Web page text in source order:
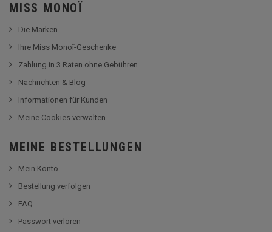
MISS MONOÏ
Die Marken
Ihre Miss Monoï-Geschenke
Zahlung in 3 Raten ohne Gebühren
Nachrichten & Blog
Informationen für Kunden
Meine Cookies verwalten
MEINE BESTELLUNGEN
Mein Konto
Bestellung verfolgen
FAQ
Passwort verloren